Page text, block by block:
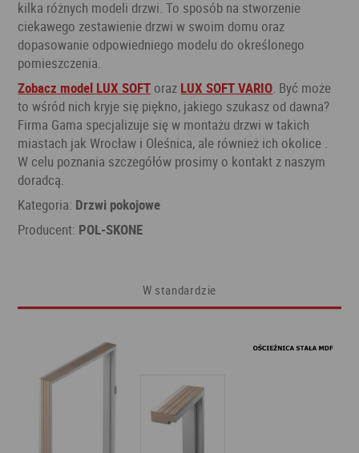
kilka różnych modeli drzwi. To sposób na stworzenie
ciekawego zestawienie drzwi w swoim domu oraz
dopasowanie odpowiedniego modelu do określonego
pomieszczenia.
Zobacz model LUX SOFT oraz LUX SOFT VARIO. Być może
to wśród nich kryje się piękno, jakiego szukasz od dawna?
Firma Gama specjalizuje się w montażu drzwi w takich
miastach jak Wrocław i Oleśnica, ale również ich okolice .
W celu poznania szczegółów prosimy o kontakt z naszym
doradcą.
Kategoria: Drzwi pokojowe
Producent: POL-SKONE
W standardzie